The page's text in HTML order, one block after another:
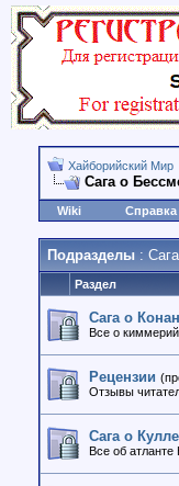
Хайборийский Мир
Сага о
Wiki Справка
Подразделы :
Раздел
Сага о
Все о
Рецензии
Отзывы
Сага о
Все об атланте